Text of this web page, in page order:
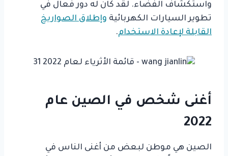
واستكشاف الفضاء. لقد كان له دور فعال في
تطوير السيارات الكهربائية وإطلاق الصواريخ
القابلة لإعادة الاستخدام.
أغنى شخص في الصين عام
2022
الصين هي موطن لبعض من أغنى الناس في